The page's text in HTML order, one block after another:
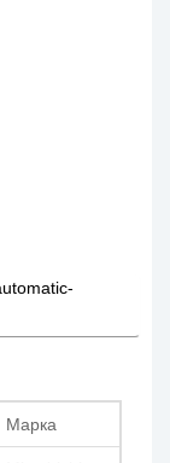
Марка